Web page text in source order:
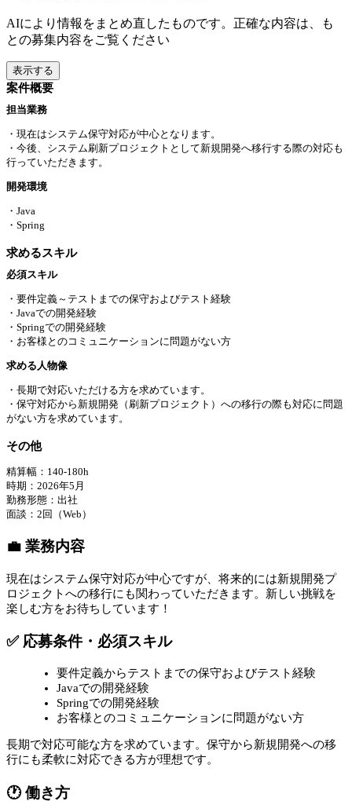
AIにより情報をまとめ直したものです。正確な内容は、も
との募集内容をご覧ください
表示する
案件概要
担当業務
・現在はシステム保守対応が中心となります。
・今後、システム刷新プロジェクトとして新規開発へ移行する際の対応も
行っていただきます。
開発環境
・Java
・Spring
求めるスキル
必須スキル
・要件定義～テストまでの保守およびテスト経験
・Javaでの開発経験
・Springでの開発経験
・お客様とのコミュニケーションに問題がない方
求める⼈物像
・長期で対応いただける方を求めています。
・保守対応から新規開発（刷新プロジェクト）への移行の際も対応に問題
がない方を求めています。
その他
精算幅：140-180h
時期：2026年5月
勤務形態：出社
⾯談：2回（Web）
💼 業務内容
現在はシステム保守対応が中心ですが、将来的には新規開発プ
ロジェクトへの移行にも関わっていただきます。新しい挑戦を
楽しむ方をお待ちしています！
✅ 応募条件・必須スキル
要件定義からテストまでの保守およびテスト経験
Javaでの開発経験
Springでの開発経験
お客様とのコミュニケーションに問題がない方
長期で対応可能な方を求めています。保守から新規開発への移
行にも柔軟に対応できる方が理想です。
🕐 働き方